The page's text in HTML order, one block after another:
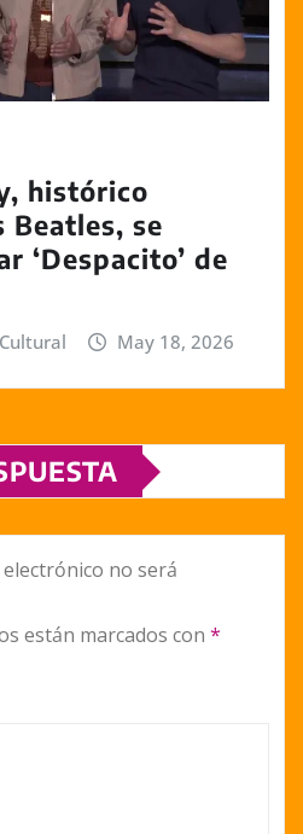
histórico
Beatles, se
‘Despacito’ de
May 18, 2026
no será
están marcados con *